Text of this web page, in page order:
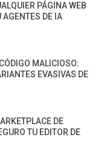
PÁGINA WEB
AGENTES DE IA
MALICIOSO:
EVASIVAS DE
DE
TU EDITOR DE